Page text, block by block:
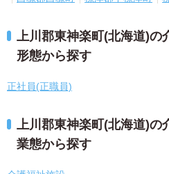
上川郡東神楽町(北海道)の
形態から探す
正社員(正職員)
上川郡東神楽町(北海道)の
業態から探す